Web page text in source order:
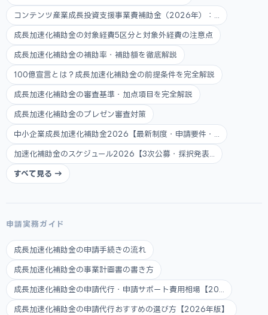
コンテンツ産業成長投資支援事業費補助金（2026年）：...
成長加速化補助金の対象経費5区分と対象外経費の注意点
成長加速化補助金の補助率・補助額を徹底解説
100億宣言とは？成長加速化補助金の前提条件を完全解説
成長加速化補助金の審査基準・加点項目を完全解説
成長加速化補助金のプレゼン審査対策
中小企業成長加速化補助金2026【最新制度・申請要件・...
加速化補助金のスケジュール2026【3次公募・採択発表...
すべて見る →
申請実務ガイド
成長加速化補助金の申請手続きの流れ
成長加速化補助金の事業計画書の書き方
成長加速化補助金の申請代行・申請サポート費用相場【20...
成長加速化補助金の申請代行おすすめの選び方【2026年版】